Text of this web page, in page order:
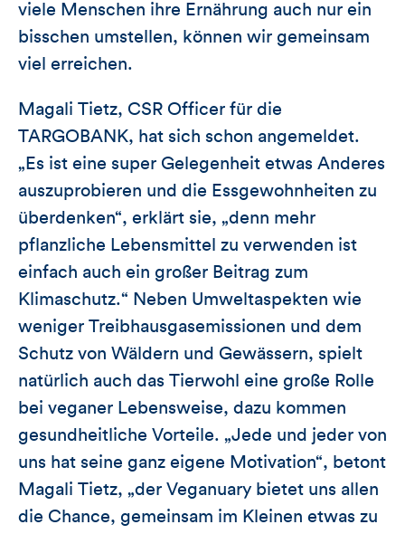
viele Menschen ihre Ernährung auch nur ein
bisschen umstellen, können wir gemeinsam
viel erreichen.
Magali Tietz, CSR Officer für die
TARGOBANK, hat sich schon angemeldet.
„Es ist eine super Gelegenheit etwas Anderes
auszuprobieren und die Essgewohnheiten zu
überdenken“, erklärt sie, „denn mehr
pflanzliche Lebensmittel zu verwenden ist
einfach auch ein großer Beitrag zum
Klimaschutz.“ Neben Umweltaspekten wie
weniger Treibhausgasemissionen und dem
Schutz von Wäldern und Gewässern, spielt
natürlich auch das Tierwohl eine große Rolle
bei veganer Lebensweise, dazu kommen
gesundheitliche Vorteile. „Jede und jeder von
uns hat seine ganz eigene Motivation“, betont
Magali Tietz, „der Veganuary bietet uns allen
die Chance, gemeinsam im Kleinen etwas zu